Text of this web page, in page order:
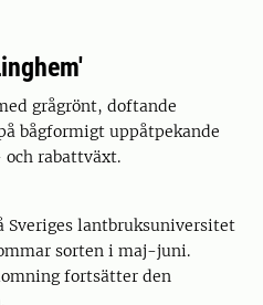
grågrönt, doftande
bågformigt uppåtpekande
rabattväxt.
Sveriges lantbruksuniversitet
sorten i maj-juni.
fortsätter den